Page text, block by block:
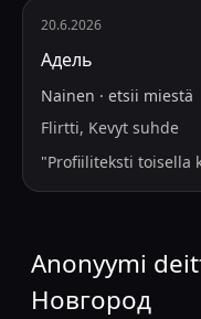
20.6.2026
Адель
Nainen · etsii miestä
Flirtti, Kevyt suhde
"Profiiliteksti toisella
Anonyymi
Новгород